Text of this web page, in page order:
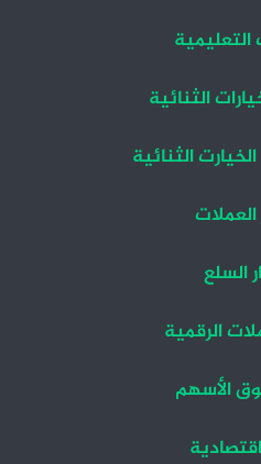
التعليمية
الثنائية
الثنائية
العملات
السلع
الرقمية
الأسهم